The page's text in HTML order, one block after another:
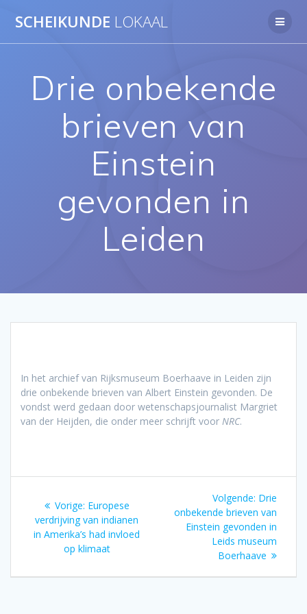
naar
SCHEIKUNDE LOKAAL
Drie onbekende
brieven van
Einstein
gevonden in
Leiden
In het archief van Rijksmuseum Boerhaave in Leiden zijn
drie onbekende brieven van Albert Einstein gevonden. De
vondst werd gedaan door wetenschapsjournalist Margriet
van der Heijden, die onder meer schrijft voor NRC.
navigatie
Vorige: Vorig
bericht:
Europese
verdrijving van indianen
in Amerika’s had invloed
op klimaat
Volgende: Volgend
bericht:
Drie
onbekende brieven van
Einstein gevonden in
Leids museum
Boerhaave